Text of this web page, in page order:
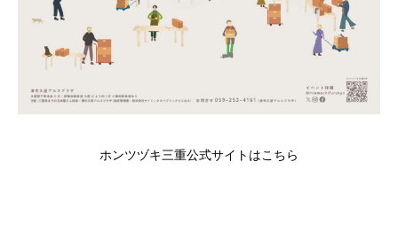
ホンツヅキ三重公式サイトはこちら